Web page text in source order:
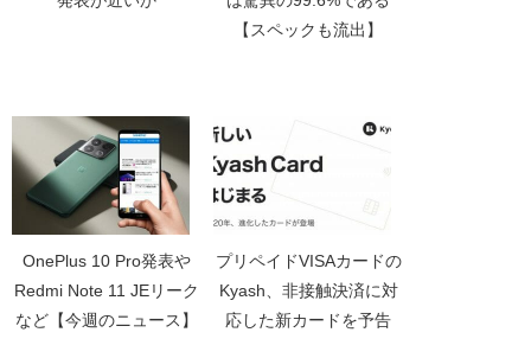
【スペックも流出】
OnePlus 10 Pro発表や
Redmi Note 11 JEリーク
など【今週のニュース】
プリペイドVISAカードの
Kyash、非接触決済に対
応した新カードを予告